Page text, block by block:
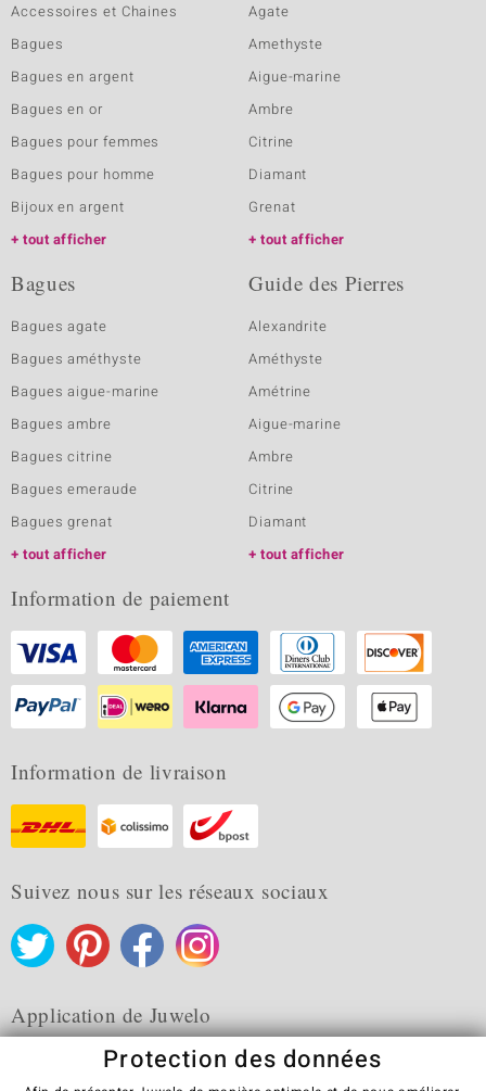
Accessoires et Chaines
Bagues
Bagues en argent
Bagues en or
Bagues pour femmes
Bagues pour homme
Bijoux en argent
tout afficher
Agate
Amethyste
Aigue-marine
Ambre
Citrine
Diamant
Grenat
tout afficher
Bagues
Bagues agate
Bagues améthyste
Bagues aigue-marine
Bagues ambre
Bagues citrine
Bagues emeraude
Bagues grenat
tout afficher
Guide des Pierres
Alexandrite
Améthyste
Amétrine
Aigue-marine
Ambre
Citrine
Diamant
tout afficher
Information de paiement
Information de livraison
Suivez nous sur les réseaux sociaux
Application de Juwelo
Protection des données